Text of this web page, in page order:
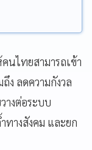
นไทยสามารถเข้า
ง ลดความกังวล
างต่อระบบ
ทางสังคม และยก